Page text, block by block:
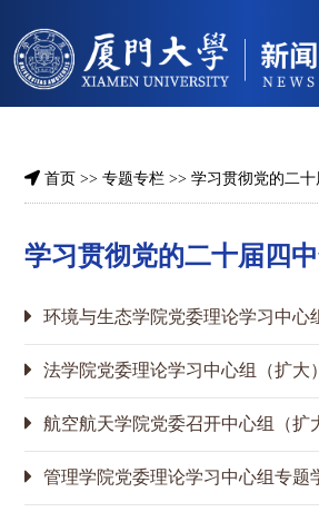
首页 >>专题专栏 >>学习贯彻党的二
学习贯彻党的二十届四
环境与生态学院党委理论学习中心组专题学习党的二十届四中全会精
法学院党委理论学习中心组（扩大）传达学习党的二十届四中全会精神
航空航天学院党委召开中心组（扩大）会议专题学习党的二十届四中全会
管理学院党委理论学习中心组专题学习党的二十届四中全会